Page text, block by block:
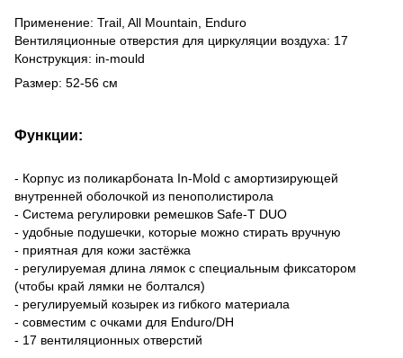
Применение: Trail, All Mountain, Enduro
Вентиляционные отверстия для циркуляции воздуха: 17
Конструкция: in-mould
Размер: 52-56 см
Функции:
- Корпус из поликарбоната In-Mold с амортизирующей
внутренней оболочкой из пенополистирола
- Система регулировки ремешков Safe-T DUO
- удобные подушечки, которые можно стирать вручную
- приятная для кожи застёжка
- регулируемая длина лямок с специальным фиксатором
(чтобы край лямки не болтался)
- регулируемый козырек из гибкого материала
- совместим с очками для Enduro/DH
- 17 вентиляционных отверстий